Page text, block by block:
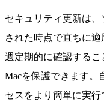
セキュリティ更新は
された時点で直ちに
週定期的に確認する
Macを保護できます。
セスをより簡単に実行